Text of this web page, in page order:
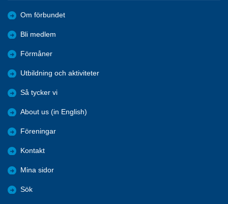
Om förbundet
Bli medlem
Förmåner
Utbildning och aktiviteter
Så tycker vi
About us (in English)
Föreningar
Kontakt
Mina sidor
Sök